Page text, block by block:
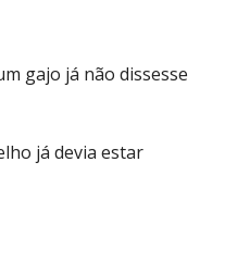
gajo já não dissesse
já devia estar